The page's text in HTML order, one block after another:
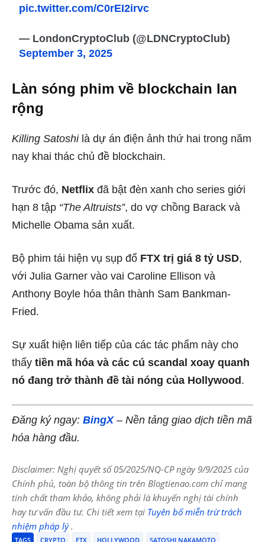
pic.twitter.com/C0rEI2irvc
— LondonCryptoClub (@LDNCryptoClub)
September 3, 2025
Làn sóng phim về blockchain lan
rộng
Killing Satoshilà dự án điện ảnh thứ hai trong năm
nay khai thác chủ đề blockchain.
Trước đó, Netflix đã bật đèn xanh cho series giới
hạn 8 tập “The Altruists”, do vợ chồng Barack và
Michelle Obama sản xuất.
Bộ phim tái hiện vụ sụp đổ FTX trị giá 8 tỷ USD,
với Julia Garner vào vai Caroline Ellison và
Anthony Boyle hóa thân thành Sam Bankman-
Fried.
Sự xuất hiện liên tiếp của các tác phẩm này cho
thấy tiền mã hóa và các cú scandal xoay quanh
nó đang trở thành đề tài nóng của Hollywood.
Đăng ký ngay: BingX– Nền tảng giao dịch tiền mã
hóa hàng đầu.
Disclaimer: Nghị quyết số 05/2025/NQ-CP ngày 9/9/2025 của
Chính phủ, toàn bộ thông tin trên Blogtienao.com chỉ mang
tính chất tham khảo, không phải là khuyến nghị tài chính
hay tư vấn đầu tư. Chi tiết xem tại Tuyên bố miễn trừ trách
nhiệm pháp lý.
TAGS CRYPTO FTX HOLLYWOOD SATOSHI NAKAMOTO